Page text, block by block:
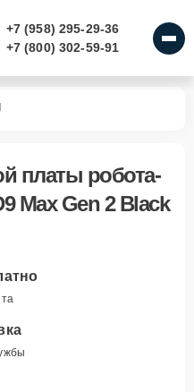
+7 (958) 295-29-36
+7 (800) 302-59-91
платы робота-
Max Gen 2 Black